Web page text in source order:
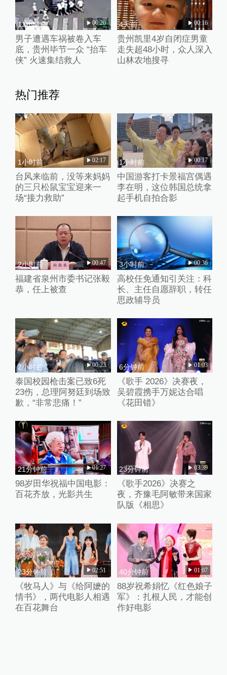
12小时前 00:20
男子遭遇车祸被卷入车
底，贵州毕节一众 “抬车
侠” 火速集结救人
4天前 00:16
贵州凯里4岁自闭症男童
走失超48小时，众人深入
山林农地搜寻
热门推荐
1小时前 02:17
台风来临前，没等来妈妈
的三只松鼠宝宝迎来一
场“接力救助”
1小时前 00:17
中国游客打卡景福宫偶遇
李在明，这位韩国总统拿
起手机自拍合影
2小时前 00:47
福建省泉州市委书记张毅
恭，任上被查
3小时前 00:36
高校任免通知引关注：科
长、主任自愿辞职，转任
思政辅导员
2小时前 00:23
泰国校园枪击案已致6死
23伤，总理阿努廷到场致
歉，“非常悲痛！”
6分钟前 01:03
《歌手 2026》决赛夜，
吴碧霞携手万妮达合唱
《花田错》
21分钟前 01:27
98岁田华祝福中国电影：
百花齐放，光影共生
23分钟前 03:39
《歌手2026》决赛之
夜，齐豫毛阿敏带来国家
队版《相思》
23分钟前 02:51
《牧马人》与《给阿嬷的
情书》，两代电影人相遇
在百花舞台
40分钟前 01:07
88岁祝希娟忆《红色娘子
军》：扎根人民，才能创
作好电影